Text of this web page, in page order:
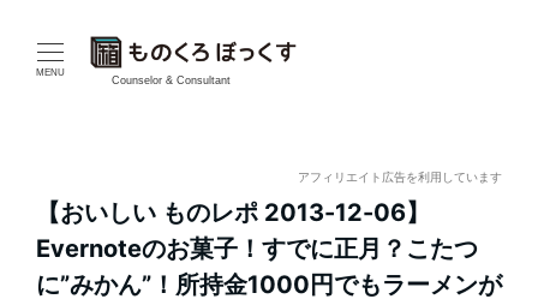
MENU
Counselor & Consultant
アフィリエイト広告を利用しています
【おいしい ものレポ 2013-12-06】
Evernoteのお菓子！すでに正月？こたつ
に”みかん”！所持金1000円でもラーメンが